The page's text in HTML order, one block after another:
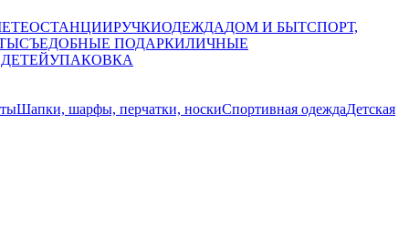
РУЧКИОДЕЖДАДОМ И БЫТСПОРТ,
СЪЕДОБНЫЕ ПОДАРКИЛИЧНЫЕ
УПАКОВКА
Шапки, шарфы, перчатки, носкиСпортивная одеждаДетская